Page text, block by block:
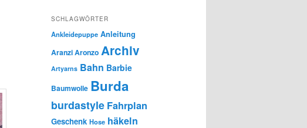
SCHLAGWÖRTER
Ankleidepuppe Anleitung
Aranzi Aronzo Archiv
Artyarns Bahn Barbie
Baumwolle Burda
burdastyle Fahrplan
Geschenk Hose häkeln